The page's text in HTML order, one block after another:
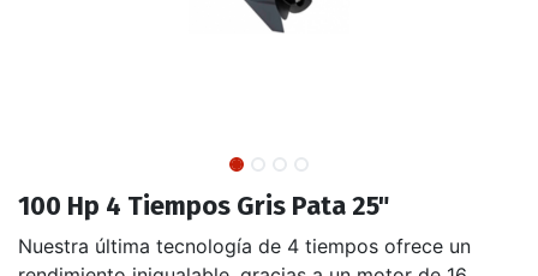
100 Hp 4 Tiempos Gris Pata 25"
Nuestra última tecnología de 4 tiempos ofrece un